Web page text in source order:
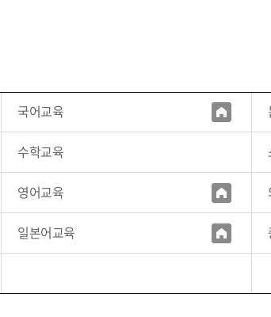
국어교육
수학교육
영어교육
일본어교육